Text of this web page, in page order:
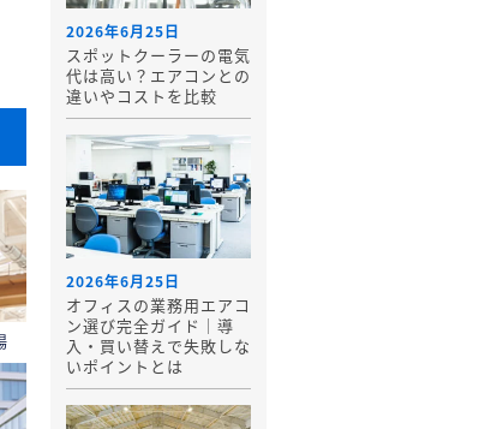
2026年6月25日
スポットクーラーの電気
代は高い？エアコンとの
違いやコストを比較
2026年6月25日
オフィスの業務用エアコ
ン選び完全ガイド｜導
入・買い替えで失敗しな
いポイントとは